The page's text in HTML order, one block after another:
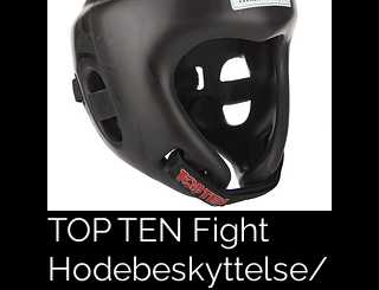
TOP TEN Fight
Hodebeskyttelse/